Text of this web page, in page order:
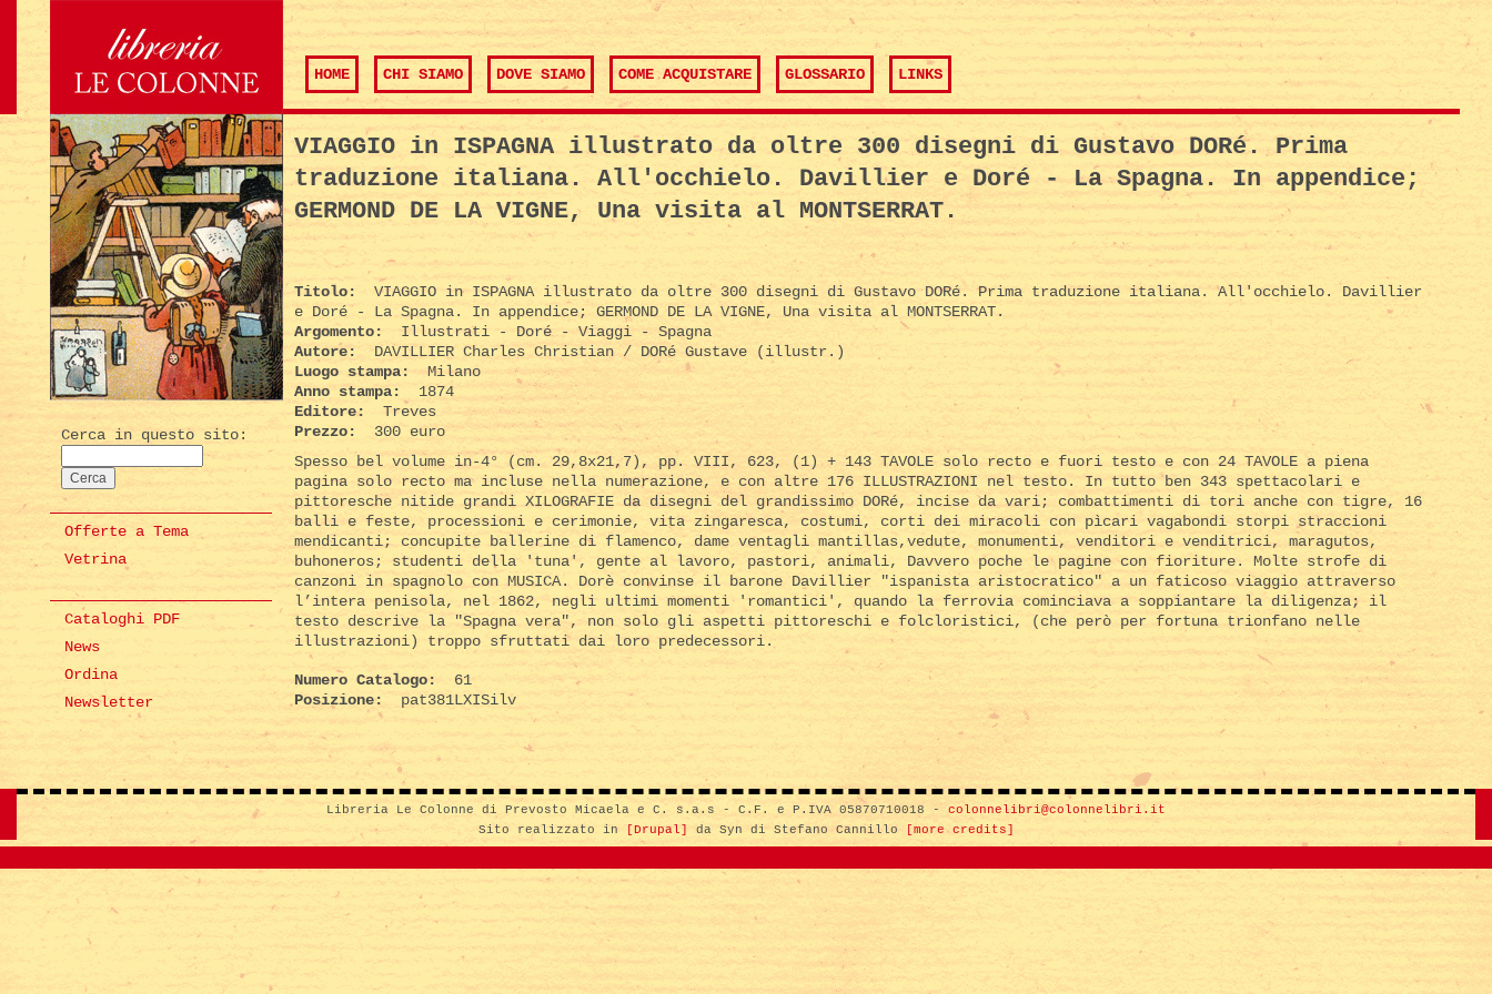
HOME CHI SIAMO DOVE SIAMO COME ACQUISTARE GLOSSARIO LINKS
Cerca in questo sito:
Offerte a Tema
Vetrina
Cataloghi PDF
News
Ordina
Newsletter
VIAGGIO in ISPAGNA illustrato da oltre 300 disegni di Gustavo DORé. Prima
traduzione italiana. All'occhielo. Davillier e Doré - La Spagna. In appendice;
GERMOND DE LA VIGNE, Una visita al MONTSERRAT.
Titolo:
VIAGGIO in ISPAGNA illustrato da oltre 300 disegni di Gustavo DORé. Prima traduzione italiana. All'occhielo. Davillier
e Doré - La Spagna. In appendice; GERMOND DE LA VIGNE, Una visita al MONTSERRAT.
Argomento:
Illustrati - Doré - Viaggi - Spagna
Autore:
DAVILLIER Charles Christian / DORé Gustave (illustr.)
Luogo stampa:
Milano
Anno stampa:
1874
Editore:
Treves
Prezzo:
300 euro
Spesso bel volume in-4° (cm. 29,8x21,7), pp. VIII, 623, (1) + 143 TAVOLE solo recto e fuori testo e con 24 TAVOLE a piena
pagina solo recto ma incluse nella numerazione, e con altre 176 ILLUSTRAZIONI nel testo. In tutto ben 343 spettacolari e
pittoresche nitide grandi XILOGRAFIE da disegni del grandissimo DORé, incise da vari; combattimenti di tori anche con tigre, 16
balli e feste, processioni e cerimonie, vita zingaresca, costumi, corti dei miracoli con pìcari vagabondi storpi straccioni
mendicanti; concupite ballerine di flamenco, dame ventagli mantillas,vedute, monumenti, venditori e venditrici, maragutos,
buhoneros; studenti della 'tuna', gente al lavoro, pastori, animali, Davvero poche le pagine con fioriture. Molte strofe di
canzoni in spagnolo con MUSICA. Dorè convinse il barone Davillier "ispanista aristocratico" a un faticoso viaggio attraverso
l’intera penisola, nel 1862, negli ultimi momenti 'romantici', quando la ferrovia cominciava a soppiantare la diligenza; il
testo descrive la "Spagna vera", non solo gli aspetti pittoreschi e folcloristici, (che però per fortuna trionfano nelle
illustrazioni) troppo sfruttati dai loro predecessori.
Numero Catalogo:
61
Posizione:
pat381LXISilv
Libreria Le Colonne di Prevosto Micaela e C. s.a.s - C.F. e P.IVA 05870710018 - colonnelibri@colonnelibri.it
Sito realizzato in
[Drupal] da Syn di Stefano Cannillo [more credits]